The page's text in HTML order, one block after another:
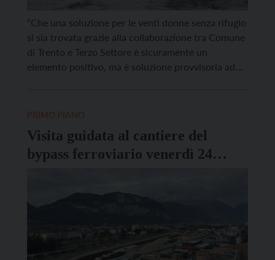
“Che una soluzione per le venti donne senza rifugio
si sia trovata grazie alla collaborazione tra Comune
di Trento e Terzo Settore è sicuramente un
elemento positivo, ma è soluzione provvisoria ad
Visita guidata al cantiere del
bypass ferroviario venerdì 24